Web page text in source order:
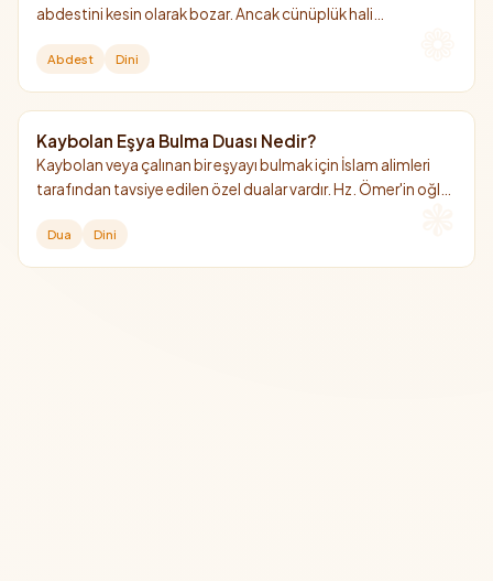
abdestini kesin olarak bozar. Ancak cünüplük hali
Çamaşıra bulaştığında yıkanması şarttır.
Abdest Dini
Kaybolan Eşya Bulma Duası Nedir?
Kaybolan veya çalınan bir eşyayı bulmak için İslam alimleri
tarafından tavsiye edilen özel dualar vardır. Hz. Ömer'in oğlu
bilinenidir.
Dua Dini